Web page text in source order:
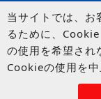
©
当サイトでは、お
るために、
の使用を希望され
Cookieの使用を中